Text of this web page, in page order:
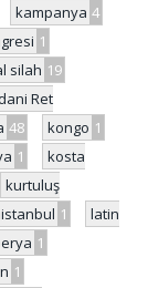
kampanya 4
1
silah 19
Ret
48 kongo 1
1
kosta
kurtuluş
1
latin
1
1